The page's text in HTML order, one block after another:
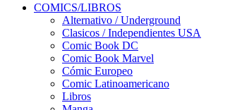
COMICS/LIBROS
Alternativo / Underground
Clasicos / Independientes USA
Comic Book DC
Comic Book Marvel
Cómic Europeo
Comic Latinoamericano
Libros